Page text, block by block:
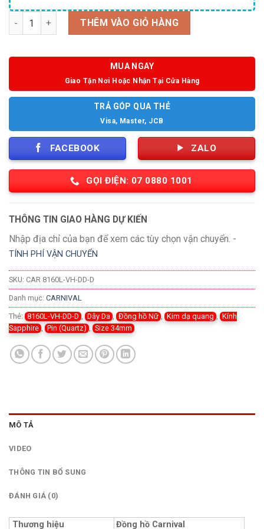
Số lượng THÊM VÀO GIỎ HÀNG
MUA NGAY
Giao Tận Nơi Hoặc Nhận Tại Cửa Hàng
TRẢ GÓP QUA THẺ
Visa, Master, JCB
FACEBOOK ZALO
GỌI ĐIỆN: 07 0880 1001
THÔNG TIN GIAO HÀNG DỰ KIẾN
Nhập địa chỉ của bạn để xem các tùy chọn vận chuyển. -
TÍNH PHÍ VẬN CHUYỂN
SKU: CAR 8160L-VH-DD-D
Danh mục: CARNIVAL
Thẻ: 8160L-VH-DD-D Dây Da Đồng hồ Nữ Kim dạ quang
Kính
Sapphire
Pin (Quartz) Size 34mm
MÔ TẢ
VIDEO
THÔNG TIN BỔ SUNG
ĐÁNH GIÁ (0)
Thương hiệu
Đồng hồ Carnival